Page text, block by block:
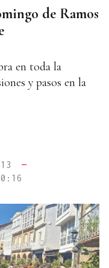
de Ramos
en toda la
y pasos en la
—